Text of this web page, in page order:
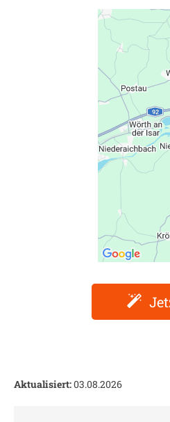
Aktualisiert:03.08.2026